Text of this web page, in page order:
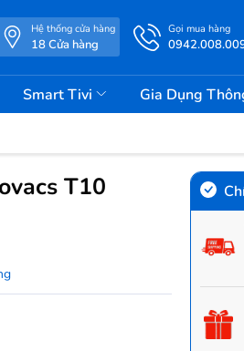
Hệ thống cửa hàng
18 Cửa hàng
Gọi mua hàng
Smart Tivi Gia Dụng
T10